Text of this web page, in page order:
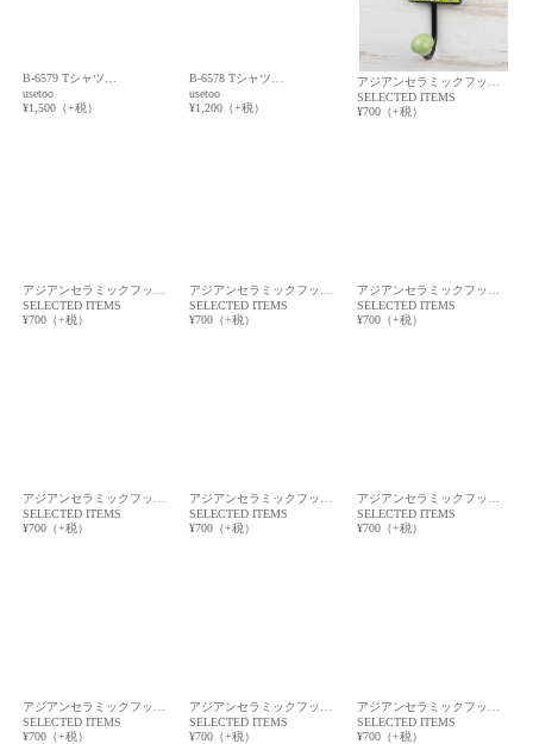
B-6579 Tシャツ…
usetoo
¥1,500（+税）
B-6578 Tシャツ…
usetoo
¥1,200（+税）
アジアンセラミックフッ…
SELECTED ITEMS
¥700（+税）
アジアンセラミックフッ…
SELECTED ITEMS
¥700（+税）
アジアンセラミックフッ…
SELECTED ITEMS
¥700（+税）
アジアンセラミックフッ…
SELECTED ITEMS
¥700（+税）
アジアンセラミックフッ…
SELECTED ITEMS
¥700（+税）
アジアンセラミックフッ…
SELECTED ITEMS
¥700（+税）
アジアンセラミックフッ…
SELECTED ITEMS
¥700（+税）
アジアンセラミックフッ…
SELECTED ITEMS
¥700（+税）
アジアンセラミックフッ…
SELECTED ITEMS
¥700（+税）
アジアンセラミックフッ…
SELECTED ITEMS
¥700（+税）